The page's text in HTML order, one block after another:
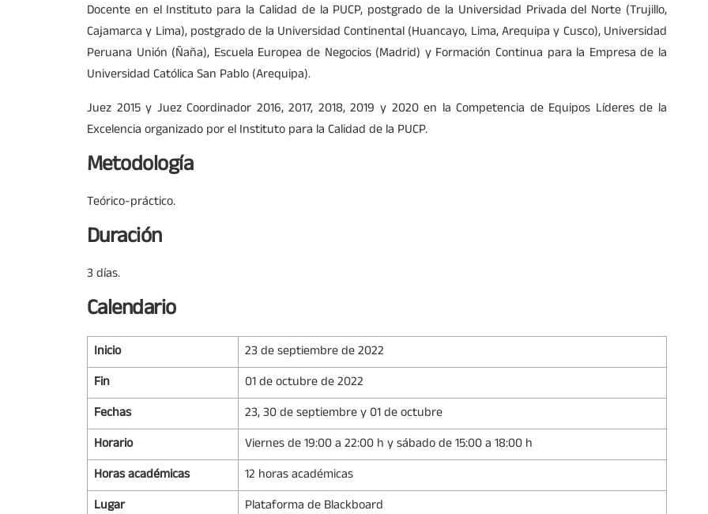
Docente en el Instituto para la Calidad de la PUCP, postgrado de la Universidad Privada del Norte (Trujillo,
Cajamarca y Lima), postgrado de la Universidad Continental (Huancayo, Lima, Arequipa y Cusco), Universidad
Peruana Unión (Ñaña), Escuela Europea de Negocios (Madrid) y Formación Continua para la Empresa de la
Universidad Católica San Pablo (Arequipa).
Juez 2015 y Juez Coordinador 2016, 2017, 2018, 2019 y 2020 en la Competencia de Equipos Líderes de la
Excelencia organizado por el Instituto para la Calidad de la PUCP.
Metodología
Teórico-práctico.
Duración
3 días.
Calendario
Inicio
23 de septiembre de 2022
Fin
01 de octubre de 2022
Fechas
23, 30 de septiembre y 01 de octubre
Horario
Viernes de 19:00 a 22:00 h y sábado de 15:00 a 18:00 h
Horas académicas
12 horas académicas
Lugar
Plataforma de Blackboard